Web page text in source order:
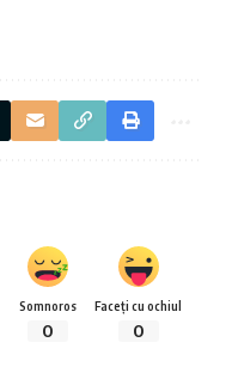
Somnoros
0
Faceți cu ochiul
0